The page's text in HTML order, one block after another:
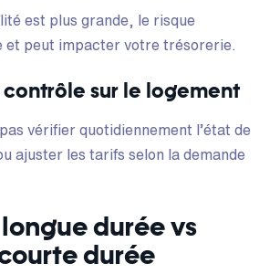
est plus grande, le risque
et peut impacter votre trésorerie.
contrôle sur le logement
vérifier quotidiennement l’état de
ajuster les tarifs selon la demande
durée vs
durée